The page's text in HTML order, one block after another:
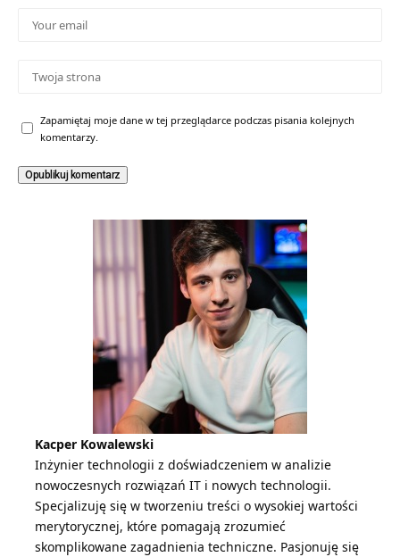
Zapamiętaj moje dane w tej przeglądarce podczas pisania kolejnych
komentarzy.
Kacper Kowalewski
Inżynier technologii z doświadczeniem w analizie
nowoczesnych rozwiązań IT i nowych technologii.
Specjalizuję się w tworzeniu treści o wysokiej wartości
merytorycznej, które pomagają zrozumieć
skomplikowane zagadnienia techniczne. Pasjonuję się